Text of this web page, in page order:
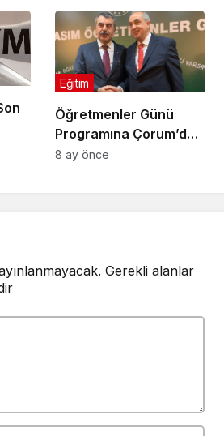
Öğretmenler Günü
Programına Çorum’dan
Özel Temsilci
Eğitim
8 ay önce
Gerekli alanlar